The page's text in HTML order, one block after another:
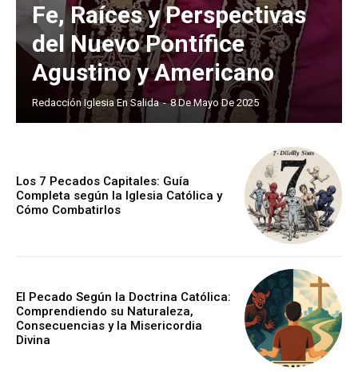
Fe, Raíces y Perspectivas
del Nuevo Pontífice
Agustino y Americano
Redacción Iglesia En Salida - 8 De Mayo De 2025
Los 7 Pecados Capitales: Guía
Completa según la Iglesia Católica y
Cómo Combatirlos
El Pecado Según la Doctrina Católica:
Comprendiendo su Naturaleza,
Consecuencias y la Misericordia
Divina